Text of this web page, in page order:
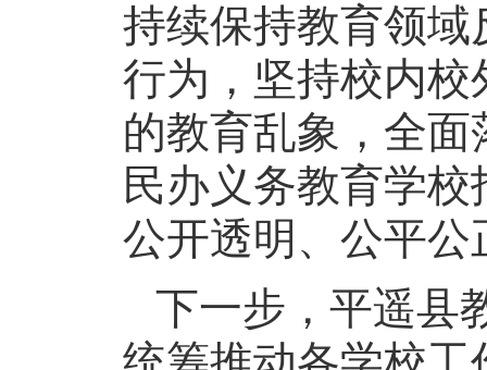
持续保持教育领
行为，坚持校内
的教育乱象，全面
民办义务教育学
公开透明、公平
下一步，平遥县